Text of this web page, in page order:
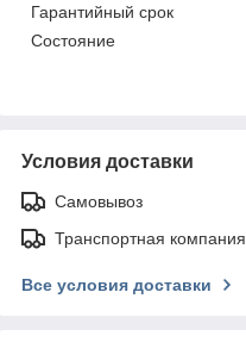
Гарантийный срок
Состояние
Условия доставки
Самовывоз
Транспортная компания
Все условия доставки